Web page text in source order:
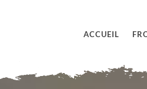
ACCUEIL